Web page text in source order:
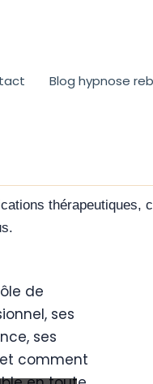
Blog hypnose
thérapeutiques,